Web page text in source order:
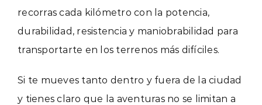
recorras cada kilómetro con la potencia,
durabilidad, resistencia y maniobrabilidad para
transportarte en los terrenos más difíciles.
Si te mueves tanto dentro y fuera de la ciudad
y tienes claro que la aventuras no se limitan a